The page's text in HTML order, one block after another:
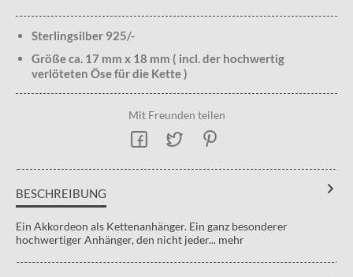
Sterlingsilber 925/-
Größe ca. 17 mm x 18 mm ( incl. der hochwertig
verlöteten Öse für die Kette )
Mit Freunden teilen
BESCHREIBUNG
Ein Akkordeon als Kettenanhänger. Ein ganz besonderer
hochwertiger Anhänger, den nicht jeder... mehr